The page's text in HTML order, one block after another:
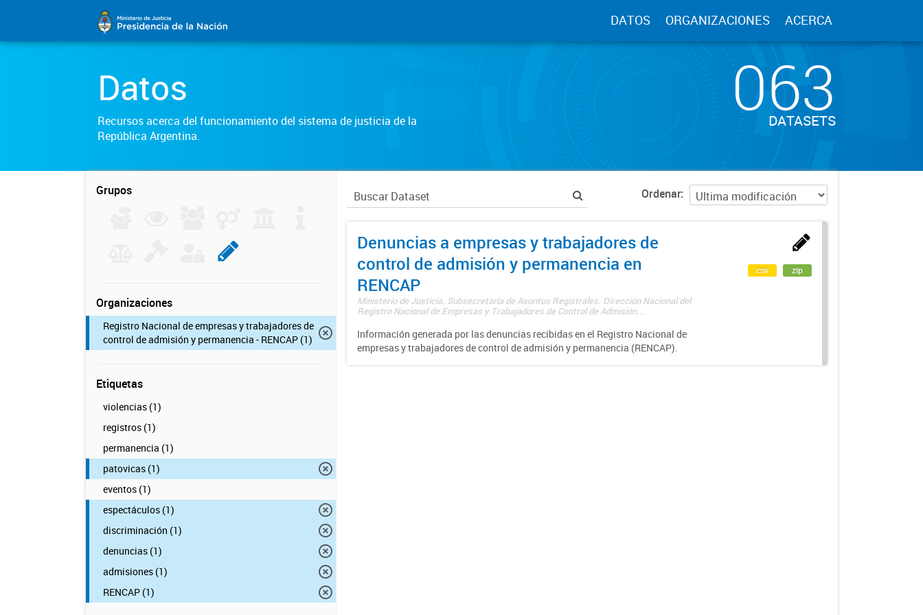
DATOS ORGANIZACIONES ACERCA
Datos
Recursos acerca del funcionamiento del sistema de justicia de la
República Argentina.
063
DATASETS
Grupos
Organizaciones
Registro Nacional de empresas y trabajadores de
control de admisión y permanencia - RENCAP (1)
Etiquetas
violencias (1)
registros (1)
permanencia (1)
patovicas (1)
eventos (1)
espectáculos (1)
discriminación (1)
denuncias (1)
admisiones (1)
RENCAP (1)
Ordenar
Denuncias a empresas y trabajadores de
control de admisión y permanencia en
RENCAP
Ministerio de Justicia. Subsecretaría de Asuntos Registrales. Dirección Nacional del
Registro Nacional de Empresas y Trabajadores de Control de Admisión...
Información generada por las denuncias recibidas en el Registro Nacional de
empresas y trabajadores de control de admisión y permanencia (RENCAP).
csv zip